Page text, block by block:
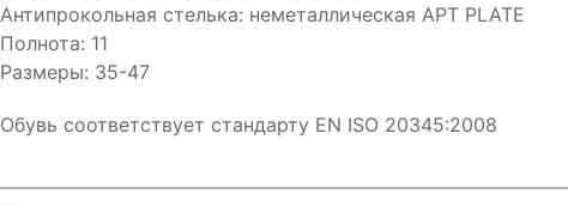
Антипрокольная стелька: неметаллическая APT PLATE
Полнота: 11
Размеры: 35-47
Обувь соответствует стандарту EN ISO 20345:2008